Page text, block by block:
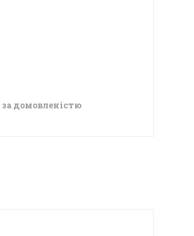
за домовленістю